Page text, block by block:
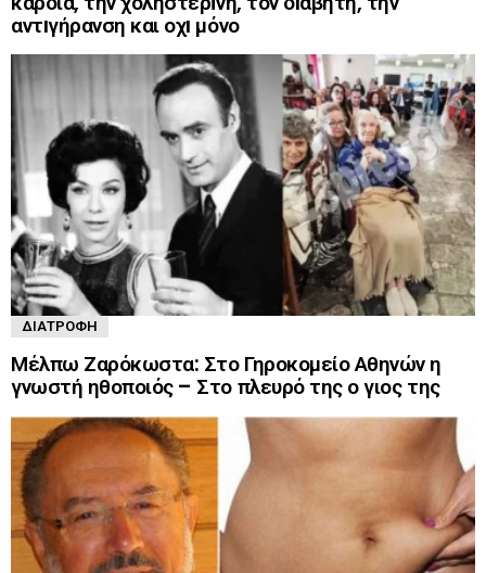
αντıγήρανση και οχı μόνο
ΔΙΑΤΡΟΦΉ
Μέλπω Ζαρόκωστα: Στο Γηροκομείο Αθηνών η
γνωστή ηθοποιός – Στο πλευρό της ο γιος της